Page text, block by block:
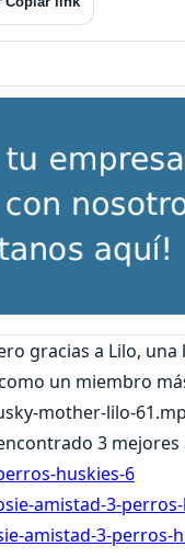
gracias a Lilo,
un miembro
mother-lilo-
3